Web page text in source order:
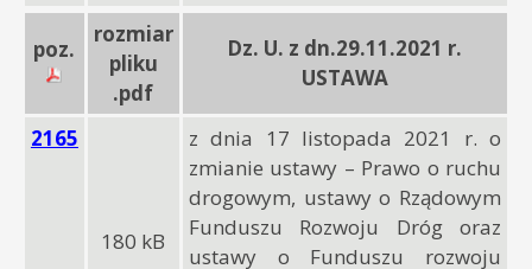
poz.
rozmiar
pliku
.pdf
Dz. U. z dn.29.11.2021 r.
USTAWA
2165
180 kB
z dnia 17 listopada 2021 r. o
zmianie ustawy – Prawo o ruchu
drogowym, ustawy o Rządowym
Funduszu Rozwoju Dróg oraz
ustawy o Funduszu rozwoju